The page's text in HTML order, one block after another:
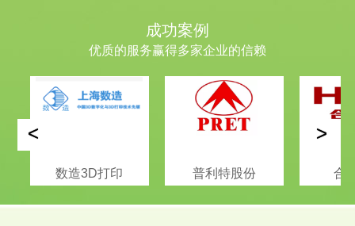
成功案例
优质的服务赢得多家企业的信赖
数造3D打印 普利特股份 合
< >